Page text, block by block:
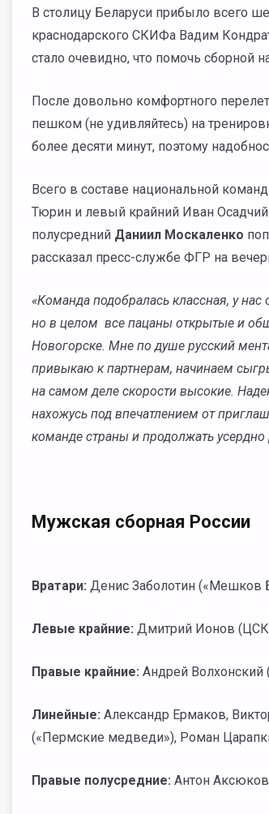
В столицу Беларуси прибыло всего
краснодарского СКИФа Вадим
стало очевидно, что помочь сборной
После довольно комфортного
пешком (не удивляйтесь) на
более десяти минут, поэтому
Всего в составе национальной
Тюрин и левый крайний Иван
полусредний Даниил Москаленко
рассказал пресс-службе ФГР на
«Команда подобралась классная, у
но в целом все пацаны открытые и
Новогорске. Мне по душе русский
привыкаю к партнерам, начинаем
на самом деле скорости высокие.
нахожусь под впечатлением от
команде страны и продолжать
Мужская сборная России
Вратари: Денис Заболотин («Мешков
Левые крайние: Дмитрий Ионов
Правые крайние: Андрей
Линейные: Александр Ермаков,
(«Пермские медведи»), Роман
Правые полусредние: Антон